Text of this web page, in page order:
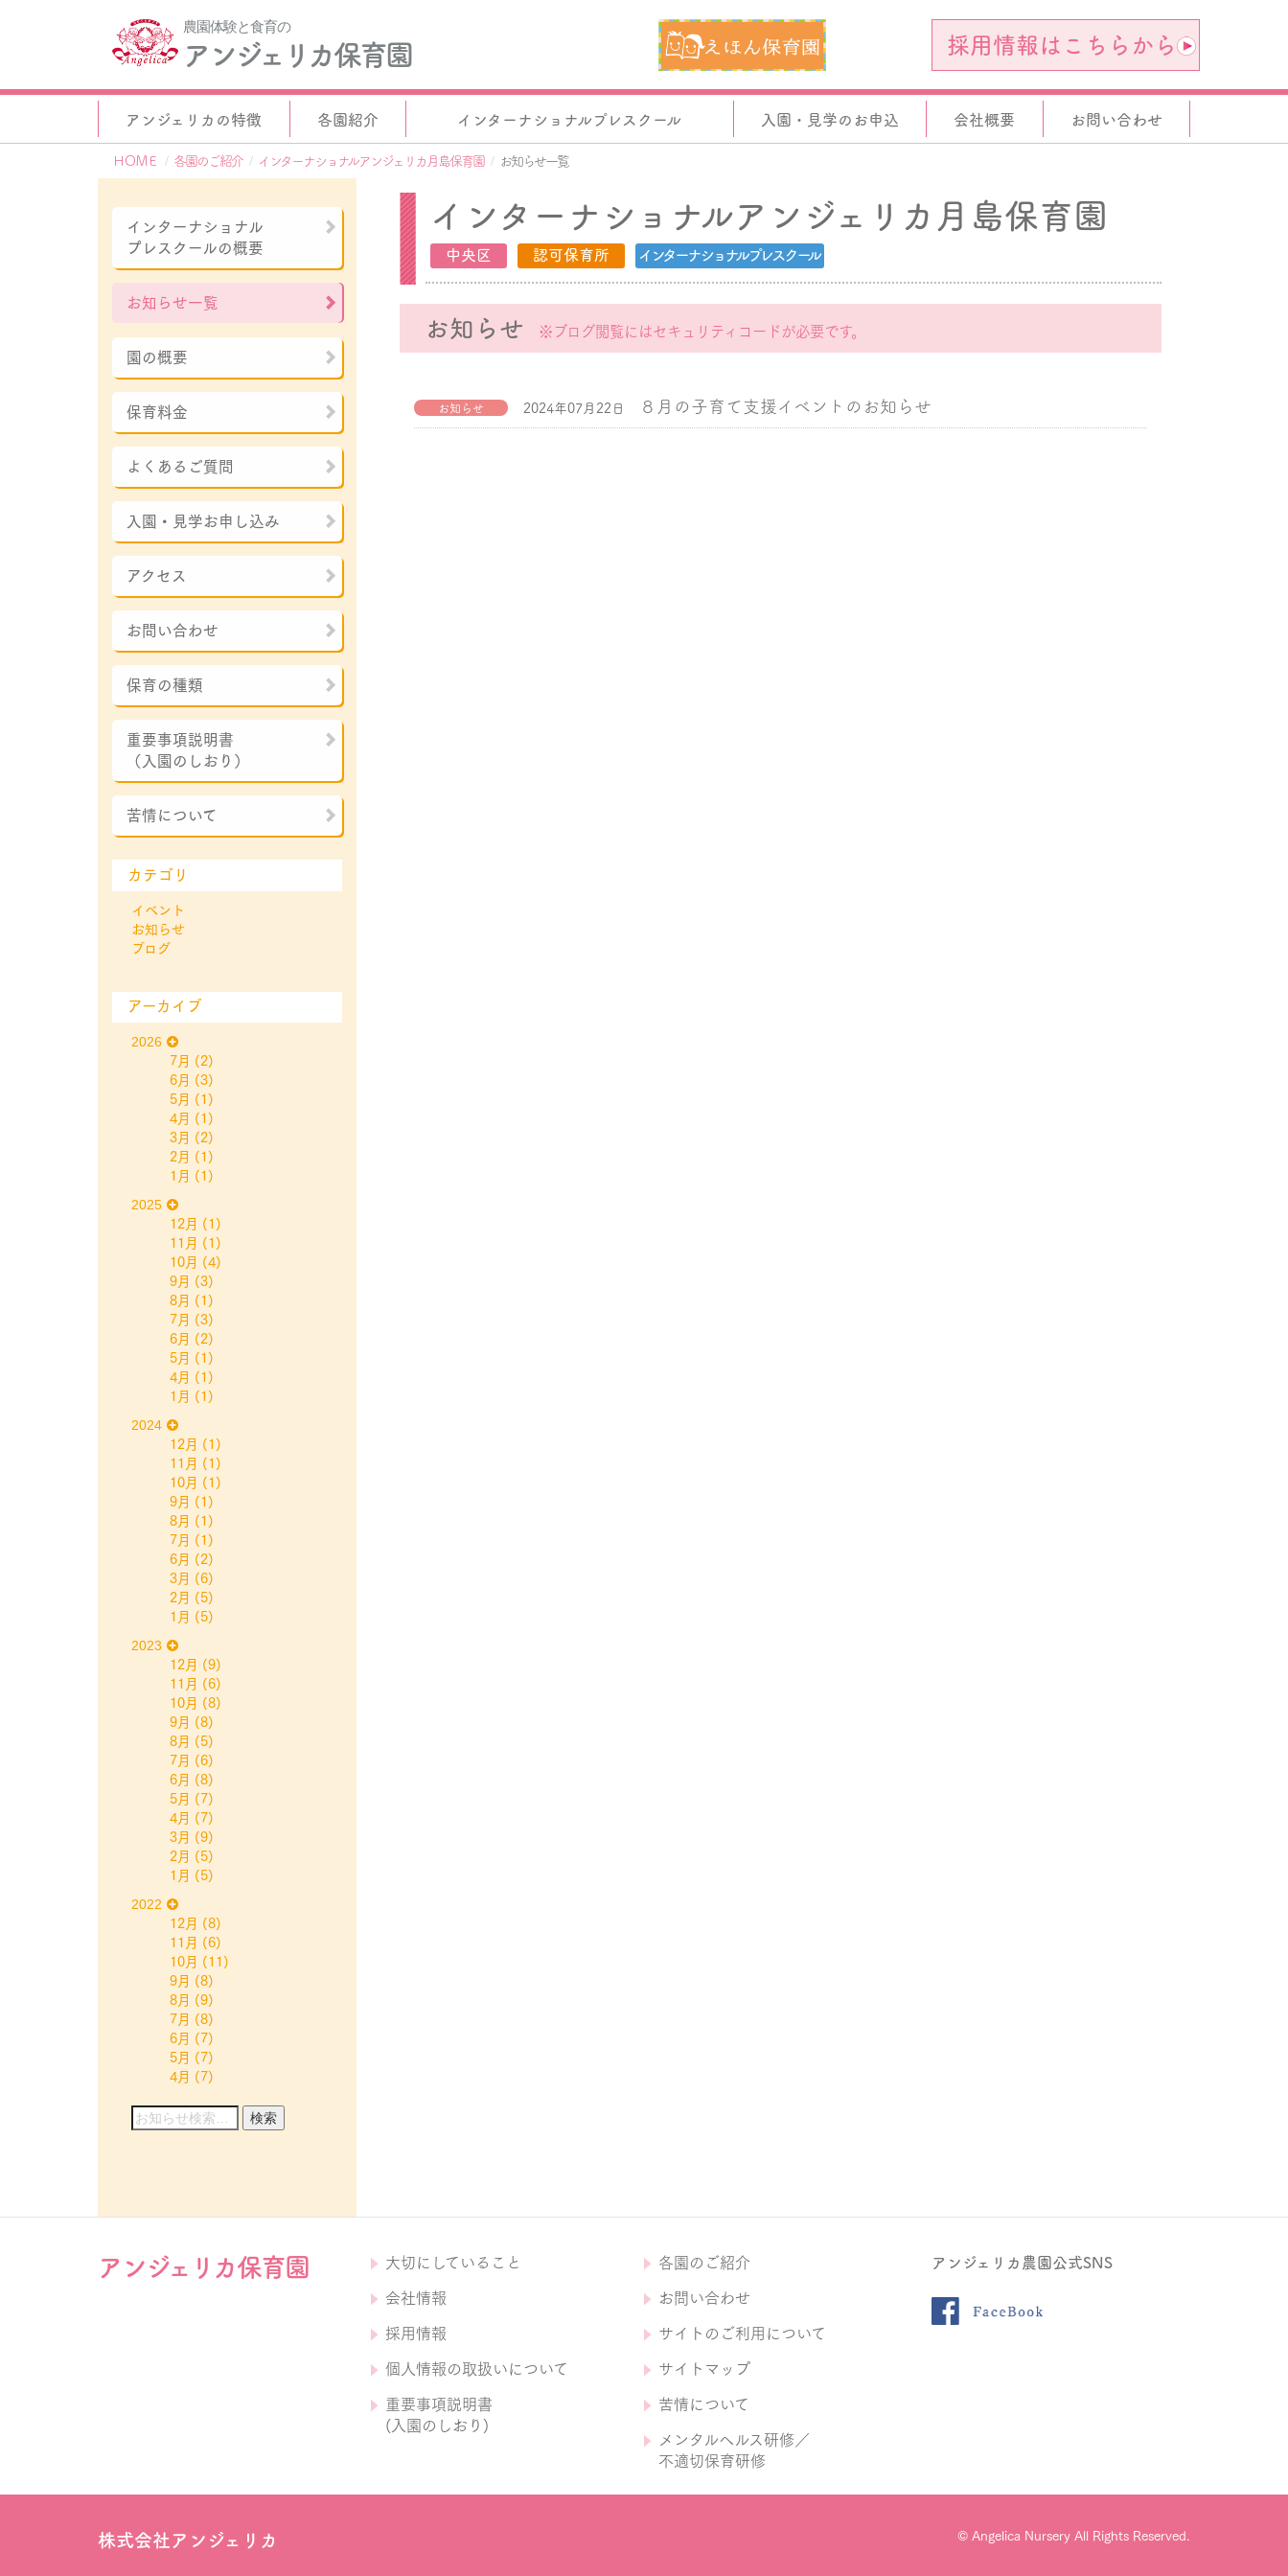
農園体験と食育の
アンジェリカ保育園 採用情報はこちらから
アンジェリカの特徴 各園紹介 インターナショナルプレスクール 入園・見学のお申込 会社概要 お問い合わせ
ＨＯＭＥ 各園のご紹介 インターナショナルアンジェリカ月島保育園 お知らせ一覧
インターナショナルアンジェリカ月島保育園
中央区 認可保育所 インターナショナルプレスクール
お知らせ ※ブログ閲覧にはセキュリティコードが必要です。
お知らせ 2024年07月22日 ８月の子育て支援イベントのお知らせ
インターナショナル
プレスクールの概要
お知らせ一覧
園の概要
保育料金
よくあるご質問
入園・見学お申し込み
アクセス
お問い合わせ
保育の種類
重要事項説明書
（入園のしおり）
苦情について
カテゴリ
イベント
お知らせ
ブログ
アーカイブ
2026
7月
(2)
6月
(3)
5月
(1)
4月
(1)
3月
(2)
2月
(1)
1月
(1)
2025
12月
(1)
11月
(1)
10月
(4)
9月
(3)
8月
(1)
7月
(3)
6月
(2)
5月
(1)
4月
(1)
1月
(1)
2024
12月
(1)
11月
(1)
10月
(1)
9月
(1)
8月
(1)
7月
(1)
6月
(2)
3月
(6)
2月
(5)
1月
(5)
2023
12月
(9)
11月
(6)
10月
(8)
9月
(8)
8月
(5)
7月
(6)
6月
(8)
5月
(7)
4月
(7)
3月
(9)
2月
(5)
1月
(5)
2022
12月
(8)
11月
(6)
10月
(11)
9月
(8)
8月
(9)
7月
(8)
6月
(7)
5月
(7)
4月
(7)
アンジェリカ保育園 大切にしていること
会社情報
採用情報
個人情報の取扱いについて
重要事項説明書
(入園のしおり)
各園のご紹介
お問い合わせ
サイトのご利用について
サイトマップ
苦情について
メンタルヘルス研修／
不適切保育研修
アンジェリカ農園公式SNS
株式会社アンジェリカ © Angelica Nursery All Rights Reserved.